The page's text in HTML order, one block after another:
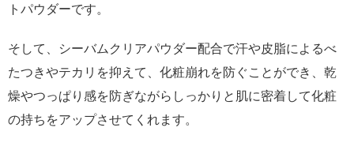
トパウダーです。
そして、シーバムクリアパウダー配合で汗や皮脂によるべ
たつきやテカリを抑えて、化粧崩れを防ぐことができ、乾
燥やつっぱり感を防ぎながらしっかりと肌に密着して化粧
の持ちをアップさせてくれます。